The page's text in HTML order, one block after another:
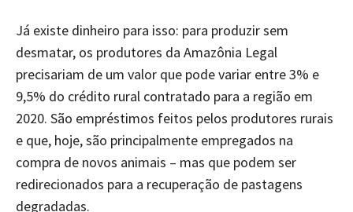
Já existe dinheiro para isso: para produzir sem
desmatar, os produtores da Amazônia Legal
precisariam de um valor que pode variar entre 3% e
9,5% do crédito rural contratado para a região em
2020. São empréstimos feitos pelos produtores rurais
e que, hoje, são principalmente empregados na
compra de novos animais – mas que podem ser
redirecionados para a recuperação de pastagens
degradadas.